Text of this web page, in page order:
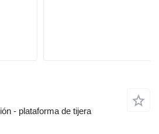
- plataforma de tijera